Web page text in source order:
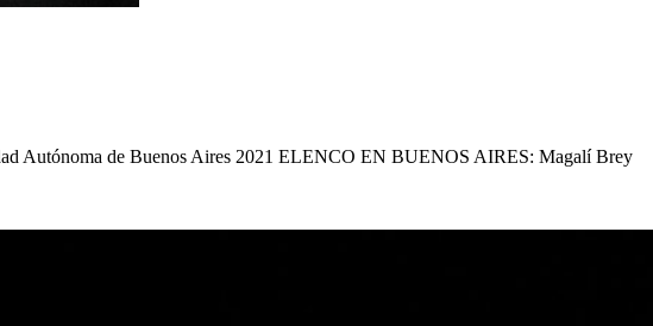
de Buenos Aires 2021 ELENCO EN BUENOS AIRES: Magalí Brey